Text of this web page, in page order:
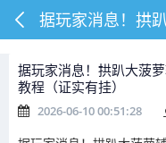
据玩家消息！拱趴大菠
教程（证实有挂）
2026-06-10 00:51:28